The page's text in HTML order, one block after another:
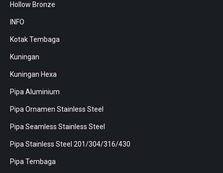
Hollow Bronze
INFO
Kotak Tembaga
Kuningan
Kuningan Hexa
Pipa Aluminium
Pipa Ornamen Stainless Steel
Pipa Seamless Stainless Steel
Pipa Stainless Steel 201/304/316/430
Pipa Tembaga